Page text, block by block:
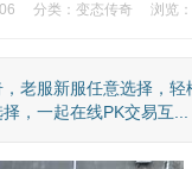
分类：变态传奇 浏览
老服新服任意选择，
，一起在线PK交易互...